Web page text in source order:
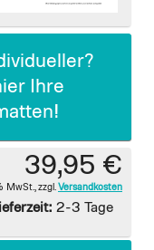
Ihre
39,95 €
MwSt. zzgl. Versandkosten
2-3 Tage